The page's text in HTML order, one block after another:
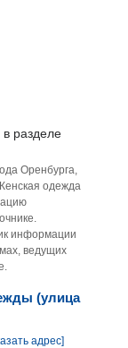
в разделе
Оренбурга,
одежда
информации
ведущих
(улица
адрес]